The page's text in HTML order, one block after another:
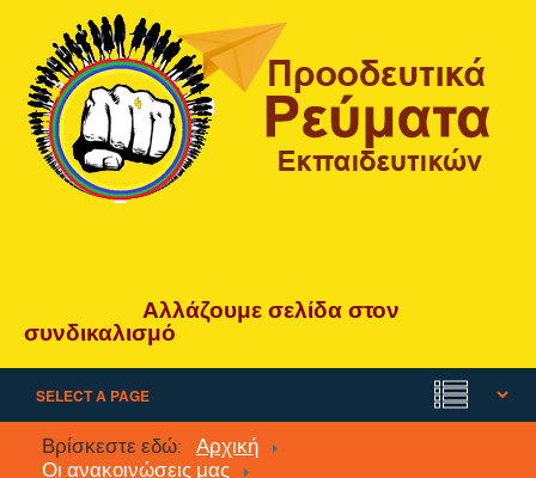
Αλλάζουμε σελίδα στον
συνδικαλισμό
Βρίσκεστε εδώ:
Αρχική
Οι ανακοινώσεις μας